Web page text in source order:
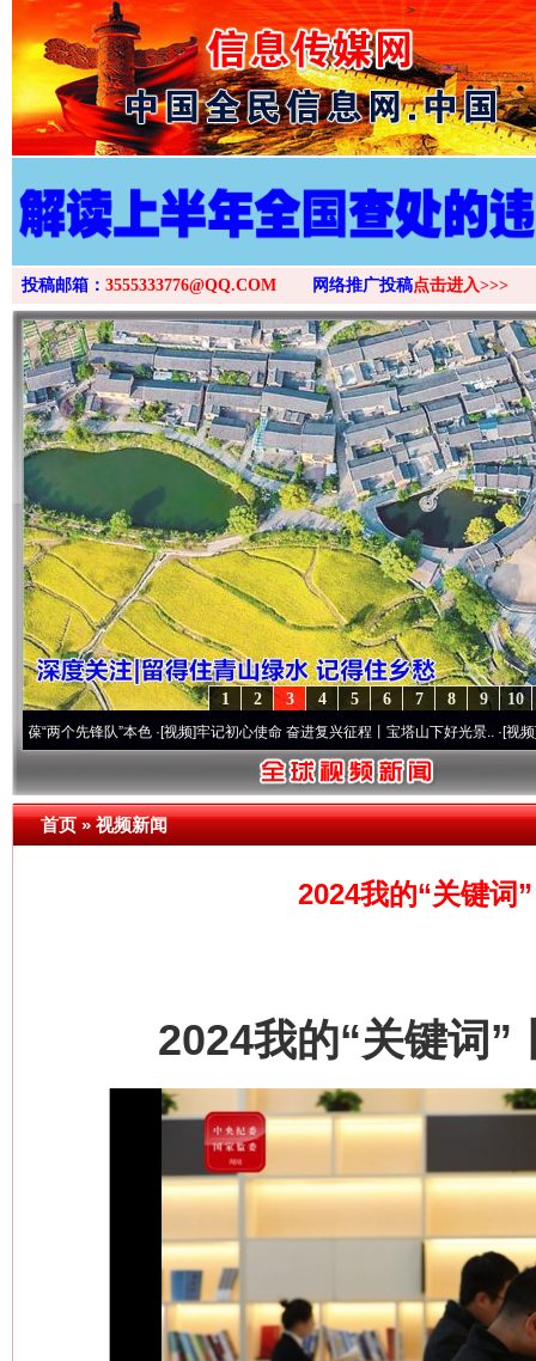
>
投稿邮箱： 3555333776@QQ.COM 网络推广投稿点击进入>>>
10
9
8
7
6
5
4
3
2
1
锋队”本色·[视频]牢记初心使命 奋进复兴征程丨宝塔山下好光景..·[视频]因党而生
首页»视频新闻
2024我的“关键词
2024我的“关键词”